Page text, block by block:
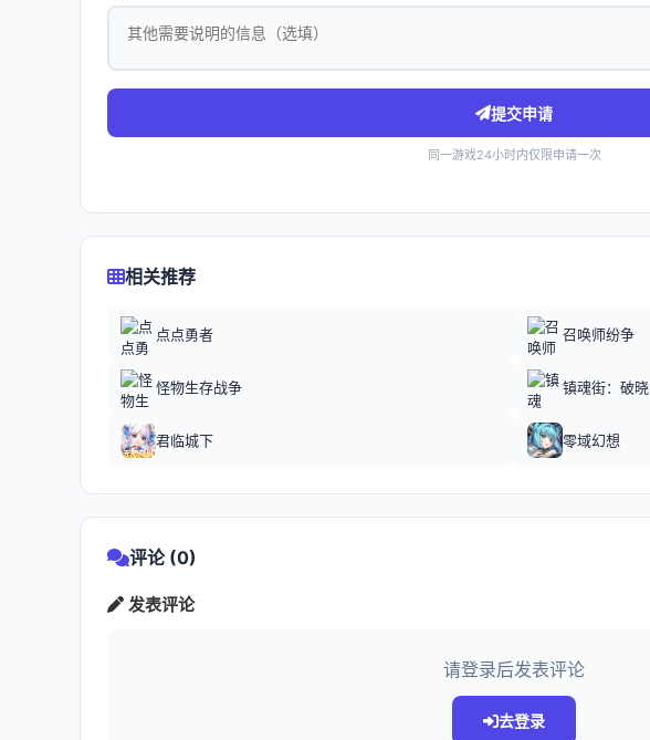
提交申请
同一游戏24小时内仅限申请一次
相关推荐
点点勇者 召唤师纷争
怪物生存战争 镇魂街：破晓
君临城下 零域幻想
评论 (0)
发表评论
请登录后发表评论
去登录